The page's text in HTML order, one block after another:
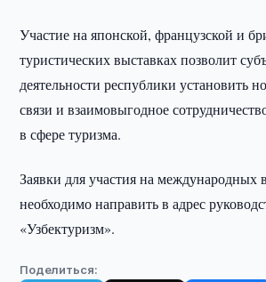
Участие на японской, французской и
туристических выставках позволит
деятельности республики установить
связи и взаимовыгодное
в сфере туризма.
Заявки для участия на международных
необходимо направить в адрес
«Узбектуризм».
Поделиться: